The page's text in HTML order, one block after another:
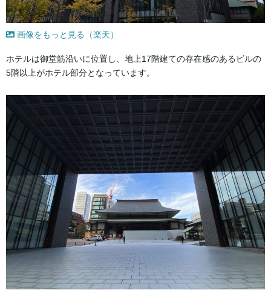
画像をもっと見る（楽天）
ホテルは御堂筋沿いに位置し、地上17階建ての存在感のあるビルの
5階以上がホテル部分となっています。